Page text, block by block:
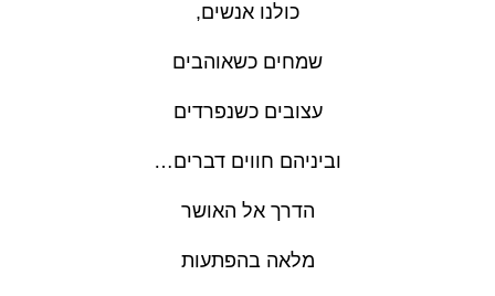
כולנו אנשים,
שמחים כשאוהבים
עצובים כשנפרדים
וביניהם חווים דברים…
הדרך אל האושר
מלאה בהפתעות